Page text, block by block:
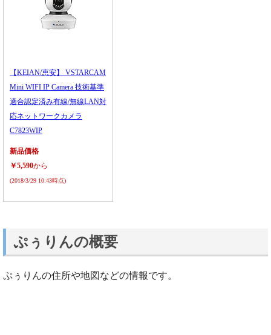
【KEIAN/恵安】 VSTARCAM
Mini WIFI IP Camera 技術基準
適合認定済み有線/無線LAN対
応ネットワークカメラ
C7823WIP
新品価格
￥5,590から
(2018/3/29 10:43時点)
ぷぅりんの概要
ぷぅりんの住所や地図などの情報です。